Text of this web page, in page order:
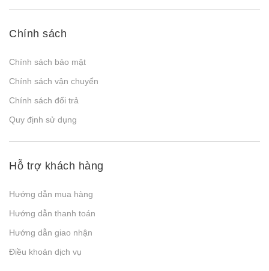
Chính sách
Chính sách bảo mật
Chính sách vận chuyển
Chính sách đổi trả
Quy định sử dụng
Hỗ trợ khách hàng
Hướng dẫn mua hàng
Hướng dẫn thanh toán
Hướng dẫn giao nhận
Điều khoản dịch vụ